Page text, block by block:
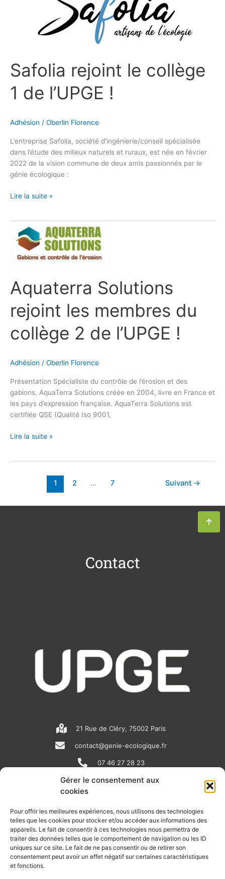
Gérer le consentement aux
cookies
Pour offrir les meilleures expériences, nous utilisons des technologies
telles que les cookies pour stocker et/ou accéder aux informations des
appareils. Le fait de consentir à ces technologies nous permettra de
traiter des données telles que le comportement de navigation ou les ID
uniques sur ce site. Le fait de ne pas consentir ou de retirer son
consentement peut avoir un effet négatif sur certaines caractéristiques
et fonctions.
Safolia rejoint le collège
1 de l’UPGE !
Adhésion / Oberlin Florence
L’entreprise Safolia, société d’ingénierie/conseil spécialisée
dans l’étude des milieux naturels et ruraux, est née en février
2022 de la vision commune de deux amis passionnés par le
génie écologique :
Lire la suite »
Aquaterra Solutions
rejoint les membres du
collège 2 de l’UPGE !
Adhésion / Oberlin Florence
Présentation Spécialiste du contrôle de l’érosion et des
gabions, AquaTerra Solutions créée en 2004, livre en France et
les pays d’expression française. AquaTerra Solutions est
certifiée QSE (Qualité Iso 9001,
Aquaterra
Solutions
rejoint
les
du
collège
de
l’UPGE !
Lire la suite »
1 2 … 7 Suivant →
Contact
21 Rue de Cléry, 75002 Paris
contact@genie-ecologique.fr
07 46 27 28 23
N
e
w
s
p
i
n
k
e
o
u
t
u
RECEVOIR L'ACTU DE LA FILIÈRE
Retrouvez tous les mois les articles terrain de nos adhérents, les
rendez-vous importants de la filière, nos offres de stages et